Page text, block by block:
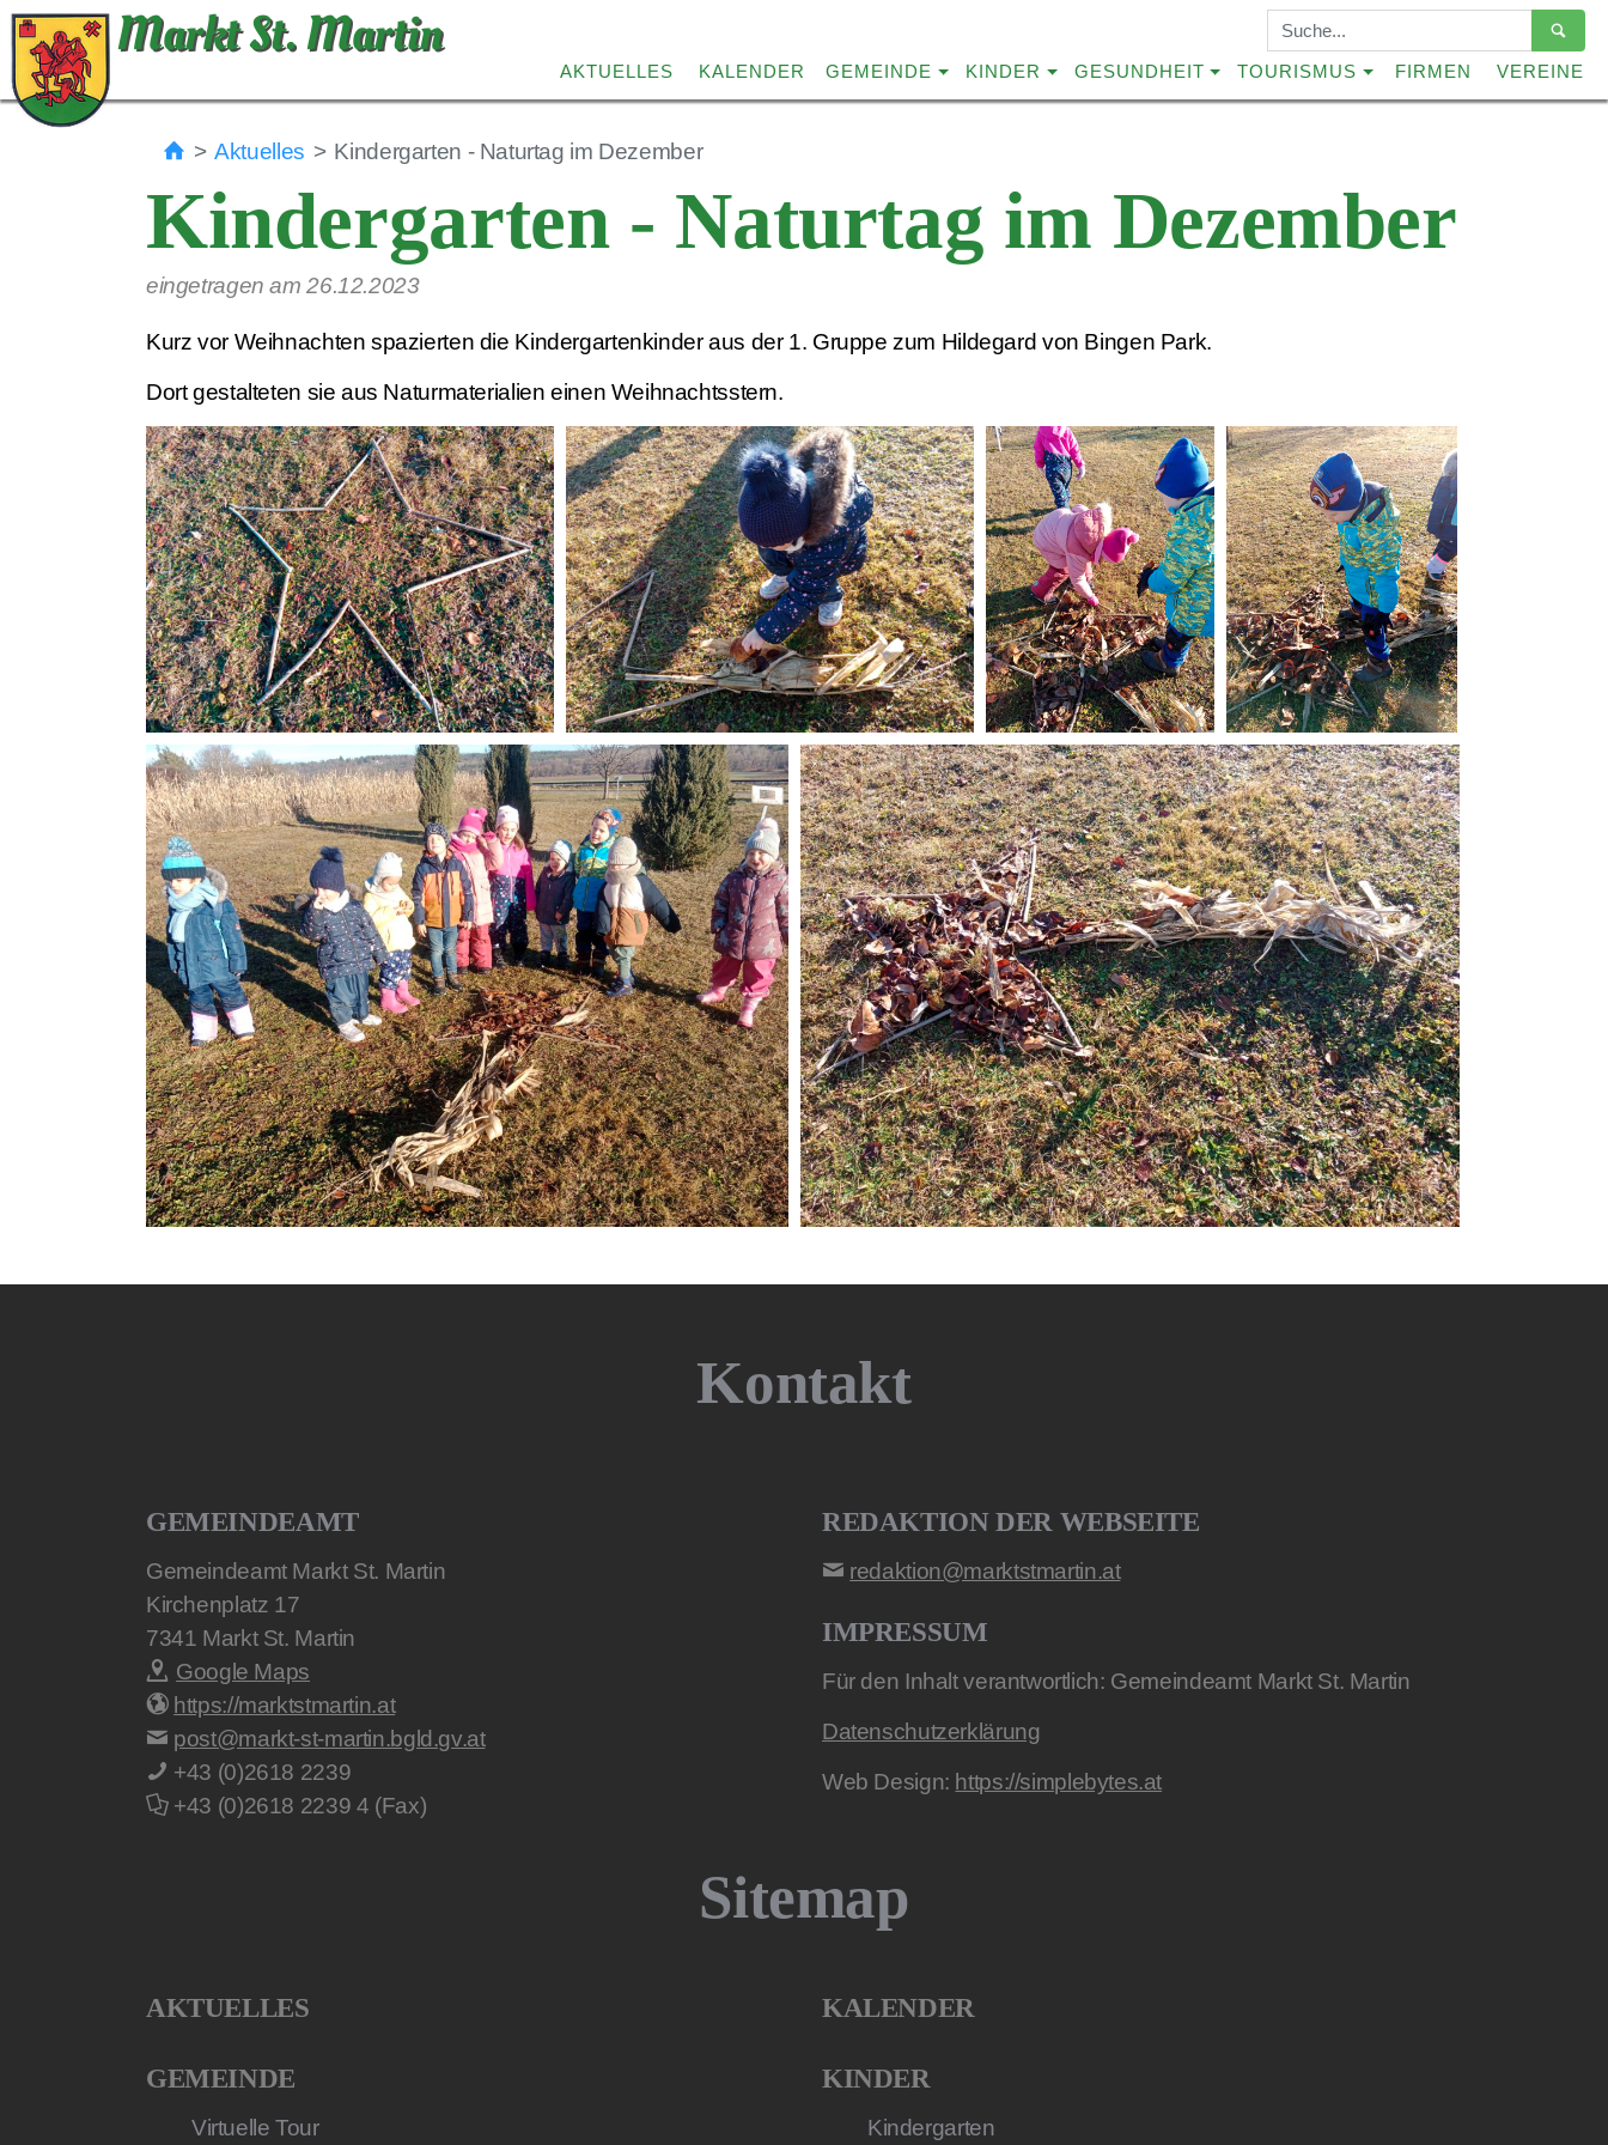
Markt St. Martin Suchbegriffe
AKTUELLES KALENDER GEMEINDE KINDER GESUNDHEIT TOURISMUS FIRMEN VEREINE
Aktuelles Kindergarten - Naturtag im Dezember
Kindergarten - Naturtag im Dezember
eingetragen am 26.12.2023
Kurz vor Weihnachten spazierten die Kindergartenkinder aus der 1. Gruppe zum Hildegard von Bingen Park.
Dort gestalteten sie aus Naturmaterialien einen Weihnachtsstern.
Kontakt
GEMEINDEAMT
Gemeindeamt Markt St. Martin
Kirchenplatz 17
7341 Markt St. Martin
Google Maps
https://marktstmartin.at
post@markt-st-martin.bgld.gv.at
+43 (0)2618 2239
+43 (0)2618 2239 4 (Fax)
REDAKTION DER WEBSEITE
redaktion@marktstmartin.at
IMPRESSUM
Für den Inhalt verantwortlich: Gemeindeamt Markt St. Martin
Datenschutzerklärung
Web Design: https://simplebytes.at
Sitemap
AKTUELLES KALENDER
GEMEINDE
Virtuelle Tour
KINDER
Kindergarten